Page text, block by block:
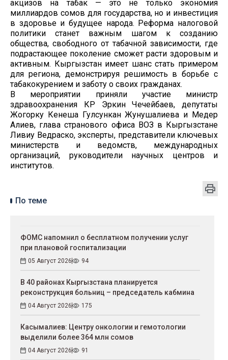
акцизов на табак — это не только экономия
миллиардов сомов для государства, но и инвестиция
в здоровье и будущее народа. Реформа налоговой
политики станет важным шагом к созданию
общества, свободного от табачной зависимости, где
подрастающее поколение сможет расти здоровым и
активным. Кыргызстан имеет шанс стать примером
для региона, демонстрируя решимость в борьбе с
табакокурением и заботу о своих гражданах.
В мероприятии приняли участие министр
здравоохранения КР Эркин Чечейбаев, депутаты
Жогорку Кенеша Гулсункан Жунушалиева и Медер
Алиев, глава странового офиса ВОЗ в Кыргызстане
Ливиу Ведраско, эксперты, представители ключевых
министерств и ведомств, международных
организаций, руководители научных центров и
институтов.
По теме
ФОМС напомнил о бесплатном получении услуг
при плановой госпитализации
05 Август 2026 94
В 40 районах Кыргызстана планируется
реконструкция больниц – председатель кабмина
04 Август 2026 175
Касымалиев: Центру онкологии и гемотологии
выделили более 364 млн сомов
04 Август 2026 91